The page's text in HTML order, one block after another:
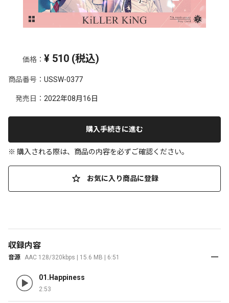
価格： ¥ 510 (税込)
商品番号： USSW-0377
発売日： 2022年08月16日
購入手続きに進む
※ 購入される際は、商品の内容を必ずご確認ください。
お気に入り商品に登録
収録内容
音源 AAC 128/320kbps | 15.6 MB | 6:51
01.Happiness
2:53